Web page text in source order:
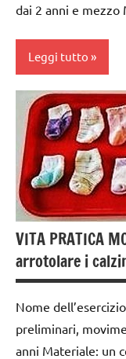
ARTICOLI
vestirsi
e
svestirsi
VITA
PRATICA
dai 2 anni e
Leggi tutto
dai
3 ai
6
anni
GUIDA
DIDATTICA
TUTTI GLI
ARGOMENTI
TUTTI GLI
ARTICOLI
VITA PRATICA
arrotolare i
Nome
preliminari,
anni Materiale: un